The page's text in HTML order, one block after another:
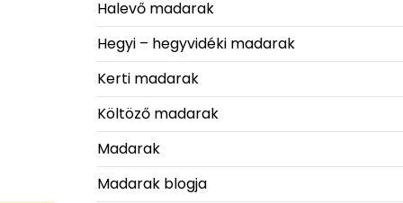
Halevő madarak
Hegyi – hegyvidéki madarak
Kerti madarak
Költöző madarak
Madarak
Madarak blogja